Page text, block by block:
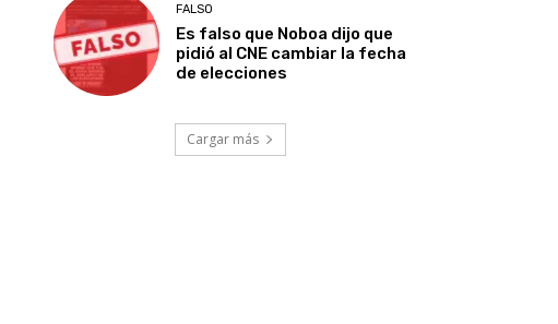
FALSO
Es falso que Noboa dijo que
pidió al CNE cambiar la fecha
de elecciones
Cargar más